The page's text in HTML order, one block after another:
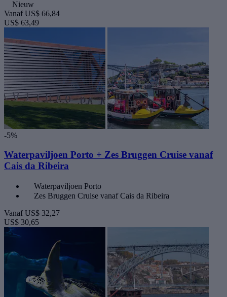
Nieuw
Vanaf US$ 66,84
US$ 63,49
-5%
Waterpaviljoen Porto + Zes Bruggen Cruise vanaf
Cais da Ribeira
Waterpaviljoen Porto
Zes Bruggen Cruise vanaf Cais da Ribeira
Vanaf US$ 32,27
US$ 30,65